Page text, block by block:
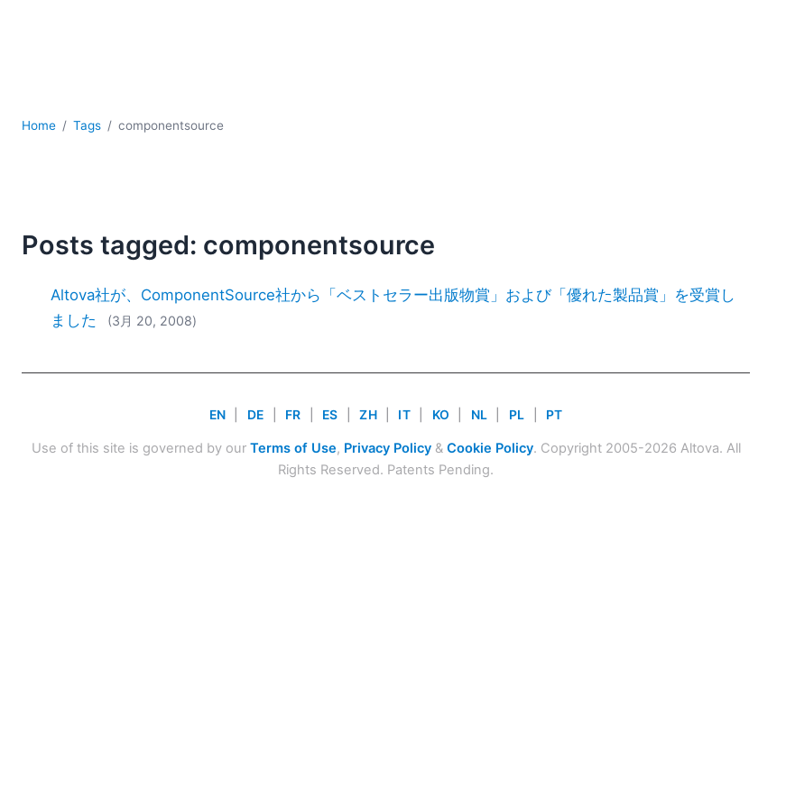
Home Tags componentsource
Posts tagged: componentsource
Altova社が、ComponentSource社から「ベストセラー出版物賞」および「優れた製品賞」を受賞し
ました
(3月 20, 2008)
EN DE FR ES ZH IT KO NL PL PT
Use of this site is governed by our Terms of Use, Privacy Policy& Cookie Policy. Copyright 2005-2026 Altova. All
Rights Reserved. Patents Pending.